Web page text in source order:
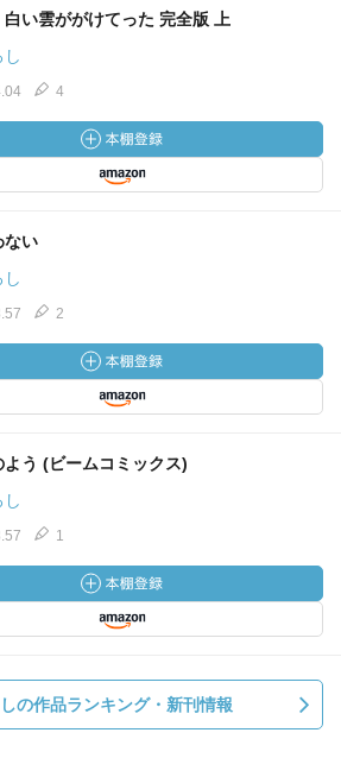
い雲ががけてった 完全版 上
4
ない
2
よう (ビームコミックス)
1
の作品ランキング・新刊情報